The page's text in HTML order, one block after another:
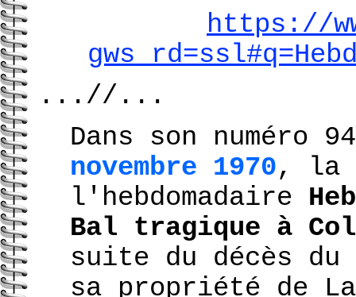
https://
...//...
Dans son
novembre 1970, la
l'hebdomadaire
Bal tragique à
suite du décès du
sa propriété de